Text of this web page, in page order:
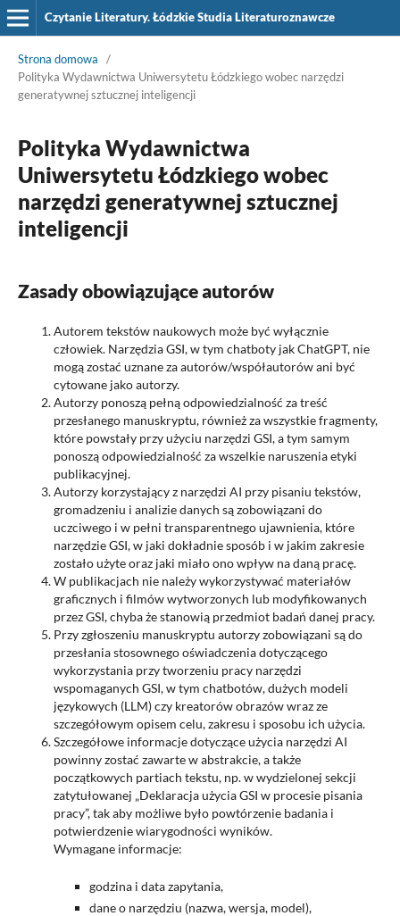
Czytanie Literatury. Łódzkie Studia Literaturoznawcze
Strona domowa
/
Polityka Wydawnictwa Uniwersytetu Łódzkiego wobec narzędzi
generatywnej sztucznej inteligencji
Polityka Wydawnictwa
Uniwersytetu Łódzkiego wobec
narzędzi generatywnej sztucznej
inteligencji
Zasady obowiązujące autorów
Autorem tekstów naukowych może być wyłącznie
człowiek. Narzędzia GSI, w tym chatboty jak ChatGPT, nie
mogą zostać uznane za autorów/współautorów ani być
cytowane jako autorzy.
Autorzy ponoszą pełną odpowiedzialność za treść
przesłanego manuskryptu, również za wszystkie fragmenty,
które powstały przy użyciu narzędzi GSI, a tym samym
ponoszą odpowiedzialność za wszelkie naruszenia etyki
publikacyjnej.
Autorzy korzystający z narzędzi AI przy pisaniu tekstów,
gromadzeniu i analizie danych są zobowiązani do
uczciwego i w pełni transparentnego ujawnienia, które
narzędzie GSI, w jaki dokładnie sposób i w jakim zakresie
zostało użyte oraz jaki miało ono wpływ na daną pracę.
W publikacjach nie należy wykorzystywać materiałów
graficznych i filmów wytworzonych lub modyfikowanych
przez GSI, chyba że stanowią przedmiot badań danej pracy.
Przy zgłoszeniu manuskryptu autorzy zobowiązani są do
przesłania stosownego oświadczenia dotyczącego
wykorzystania przy tworzeniu pracy narzędzi
wspomaganych GSI, w tym chatbotów, dużych modeli
językowych (LLM) czy kreatorów obrazów wraz ze
szczegółowym opisem celu, zakresu i sposobu ich użycia.
Szczegółowe informacje dotyczące użycia narzędzi AI
powinny zostać zawarte w abstrakcie, a także
początkowych partiach tekstu, np. w wydzielonej sekcji
zatytułowanej „Deklaracja użycia GSI w procesie pisania
pracy”, tak aby możliwe było powtórzenie badania i
potwierdzenie wiarygodności wyników.
Wymagane informacje:
godzina i data zapytania,
dane o narzędziu (nazwa, wersja, model),